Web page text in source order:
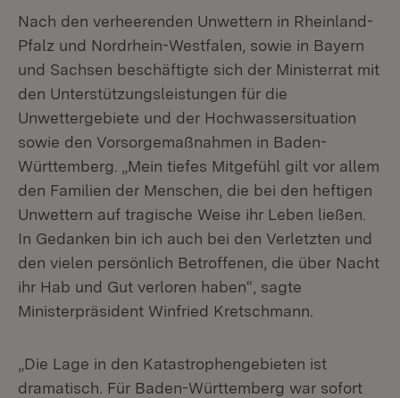
Nach den verheerenden Unwettern in Rheinland-
Pfalz und Nordrhein-Westfalen, sowie in Bayern
und Sachsen beschäftigte sich der Ministerrat mit
den Unterstützungsleistungen für die
Unwettergebiete und der Hochwassersituation
sowie den Vorsorgemaßnahmen in Baden-
Württemberg. „Mein tiefes Mitgefühl gilt vor allem
den Familien der Menschen, die bei den heftigen
Unwettern auf tragische Weise ihr Leben ließen.
In Gedanken bin ich auch bei den Verletzten und
den vielen persönlich Betroffenen, die über Nacht
ihr Hab und Gut verloren haben“, sagte
Ministerpräsident Winfried Kretschmann.
„Die Lage in den Katastrophengebieten ist
dramatisch. Für Baden-Württemberg war sofort